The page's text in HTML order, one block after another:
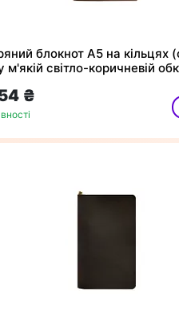
блокнот А5 на кільцях
м'якій світло-коричневій
₴